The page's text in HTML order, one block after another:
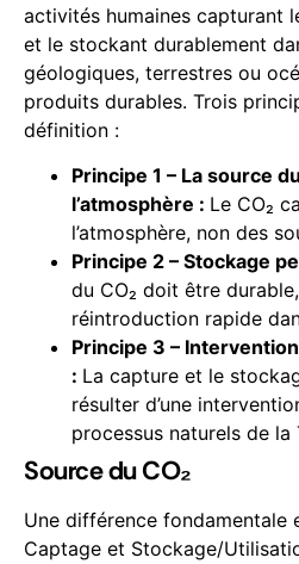
activités humaines capturant
et le stockant durablement
géologiques, terrestres ou
produits durables. Trois
définition :
Principe 1 – La source
l’atmosphère : Le CO₂
l’atmosphère, non des
Principe 2 – Stockage
du CO₂ doit être
réintroduction rapide
Principe 3 –
: La capture et le
résulter d’une
processus naturels de la
Source du CO₂
Une différence fondamentale
Captage et Stockage/